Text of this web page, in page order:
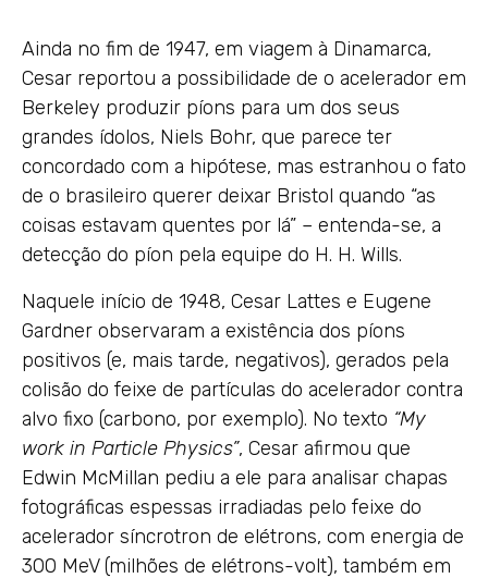
Ainda no fim de 1947, em viagem à Dinamarca,
Cesar reportou a possibilidade de o acelerador em
Berkeley produzir píons para um dos seus
grandes ídolos, Niels Bohr, que parece ter
concordado com a hipótese, mas estranhou o fato
de o brasileiro querer deixar Bristol quando “as
coisas estavam quentes por lá” – entenda-se, a
detecção do píon pela equipe do H. H. Wills.
Naquele início de 1948, Cesar Lattes e Eugene
Gardner observaram a existência dos píons
positivos (e, mais tarde, negativos), gerados pela
colisão do feixe de partículas do acelerador contra
alvo fixo (carbono, por exemplo). No texto “My
work in Particle Physics”, Cesar afirmou que
Edwin McMillan pediu a ele para analisar chapas
fotográficas espessas irradiadas pelo feixe do
acelerador síncrotron de elétrons, com energia de
300 MeV (milhões de elétrons-volt), também em